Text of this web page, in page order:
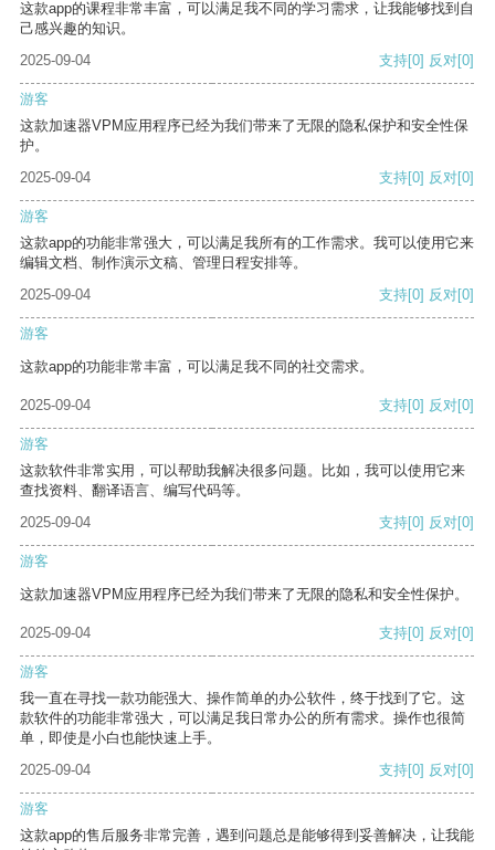
这款app的课程非常丰富，可以满足我不同的学习需求，让我能够找到自
己感兴趣的知识。
2025-09-04
支持[0] 反对[0]
游客
这款加速器VPM应用程序已经为我们带来了无限的隐私保护和安全性保
护。
2025-09-04
支持[0] 反对[0]
游客
这款app的功能非常强大，可以满足我所有的工作需求。我可以使用它来
编辑文档、制作演示文稿、管理日程安排等。
2025-09-04
支持[0] 反对[0]
游客
这款app的功能非常丰富，可以满足我不同的社交需求。
2025-09-04 支持[0] 反对[0]
游客
这款软件非常实用，可以帮助我解决很多问题。比如，我可以使用它来
查找资料、翻译语言、编写代码等。
2025-09-04
支持[0] 反对[0]
游客
这款加速器VPM应用程序已经为我们带来了无限的隐私和安全性保护。
2025-09-04 支持[0] 反对[0]
游客
我一直在寻找一款功能强大、操作简单的办公软件，终于找到了它。这
款软件的功能非常强大，可以满足我日常办公的所有需求。操作也很简
单，即使是小白也能快速上手。
2025-09-04
支持[0] 反对[0]
游客
这款app的售后服务非常完善，遇到问题总是能够得到妥善解决，让我能